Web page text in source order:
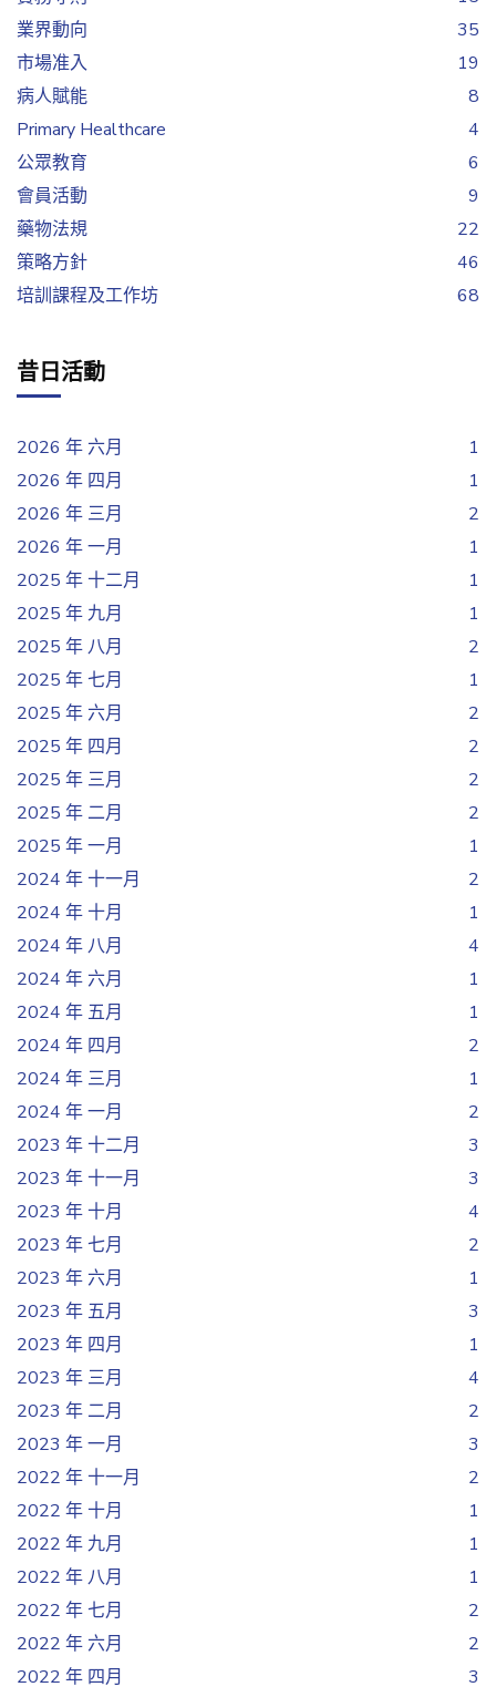
業界動向
35
市場准入
19
病人賦能
8
Primary Healthcare
4
公眾教育
6
會員活動
9
藥物法規
22
策略方針
46
培訓課程及工作坊
68
昔日活動
2026 年 六月
1
2026 年 四月
1
2026 年 三月
2
2026 年 一月
1
2025 年 十二月
1
2025 年 九月
1
2025 年 八月
2
2025 年 七月
1
2025 年 六月
2
2025 年 四月
2
2025 年 三月
2
2025 年 二月
2
2025 年 一月
1
2024 年 十一月
2
2024 年 十月
1
2024 年 八月
4
2024 年 六月
1
2024 年 五月
1
2024 年 四月
2
2024 年 三月
1
2024 年 一月
2
2023 年 十二月
3
2023 年 十一月
3
2023 年 十月
4
2023 年 七月
2
2023 年 六月
1
2023 年 五月
3
2023 年 四月
1
2023 年 三月
4
2023 年 二月
2
2023 年 一月
3
2022 年 十一月
2
2022 年 十月
1
2022 年 九月
1
2022 年 八月
1
2022 年 七月
2
2022 年 六月
2
2022 年 四月
3